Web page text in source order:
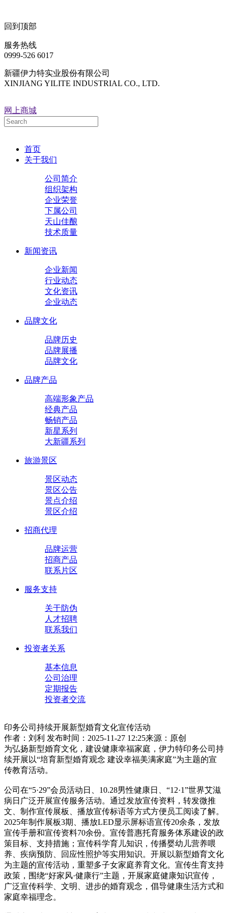
回到顶部
服务热线
0999-526 6017
新疆伊力特实业股份有限公司
XINJIANG YILITE INDUSTRIAL CO., LTD.
网上商城
首页
关于我们
公司简介
组织架构
企业荣誉
下属公司
天山佳酿
技术质量
新闻资讯
企业新闻
行业动态
文化资讯
企业动态
品牌文化
品牌历史
品牌展播
品牌文化
品牌产品
高端形象产品
经典产品
畅销产品
新星系列
大新疆系列
旅游景区
景区动态
景区公告
景点介绍
景区介绍
招商代理
品牌运营
招商产品
联系片区
服务支持
关于防伪
人才招聘
联系我们
投资者关系
基本信息
公司治理
定期报告
投资者交流
印务公司持续开展新型婚育文化宣传活动
作者：刘利 发布时间：2025-11-27 12:25来源：原创
为弘扬新型婚育文化，建设健康幸福家庭，伊力特印务公司持
续开展以“培育新型婚育观念 建设幸福美满家庭”为主题的宣
传教育活动。
公司在“5·29”会员活动日、10.28男性健康日、“12·1”世界艾滋
病日广泛开展宣传服务活动。通过发放宣传资料，转发微推
文、制作宣传展板、播放宣传标语等方式方便员工阅读了解。
2025年制作展板3期、播放LED显示屏标语宣传20余条，发放
宣传手册和宣传资料70余份。宣传普惠托育服务体系建设的政
策目标、支持措施；宣传科学育儿知识，传播婴幼儿营养喂
养、疾病预防、回应性照护等实用知识。开展以新型婚育文化
为主题的宣传活动，重塑多子女家庭养育文化。宣传生育支持
政策，围绕“好家风·健康行”主题，开展家庭健康知识宣传，
广泛宣传科学、文明、进步的婚育观念，倡导健康生活方式和
家庭幸福理念。